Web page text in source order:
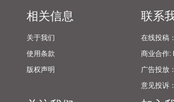
加一控股权。 名家汇：拟2.63亿元购买至
股份，布局半导体产业。 兴发集团：拟定
控股股东参与认购。 中复神鹰：拟定增募
用于高性能碳纤维等项目。 皖维高新：拟
发行股票募资不超23亿元。 【经营业绩】
净利润同比增长61.52%，拟10派3.3元。
相关信息
关于我们
使用条款
版权声明
联系
在线投稿
商业合作:
广告投放
意见投诉